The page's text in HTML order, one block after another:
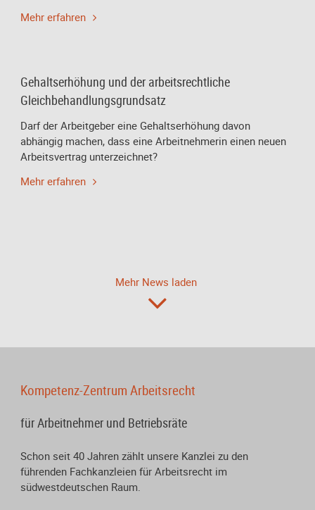
Mehr erfahren
Gehaltserhöhung und der arbeitsrechtliche
Gleichbehandlungsgrundsatz
Darf der Arbeitgeber eine Gehaltserhöhung davon
abhängig machen, dass eine Arbeitnehmerin einen neuen
Arbeitsvertrag unterzeichnet?
Mehr erfahren
Mehr News laden
Kompetenz-Zentrum Arbeitsrecht
für Arbeitnehmer und Betriebsräte
Schon seit 40 Jahren zählt unsere Kanzlei zu den
führenden Fachkanzleien für Arbeitsrecht im
südwestdeutschen Raum.